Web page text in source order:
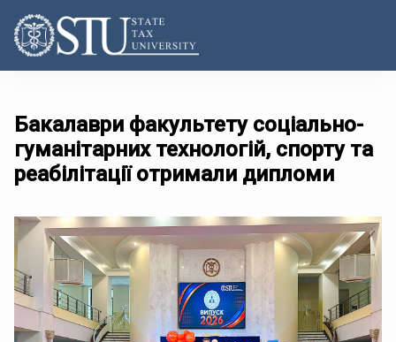
Бакалаври факультету соціально-
гуманітарних технологій, спорту та
реабілітації отримали дипломи